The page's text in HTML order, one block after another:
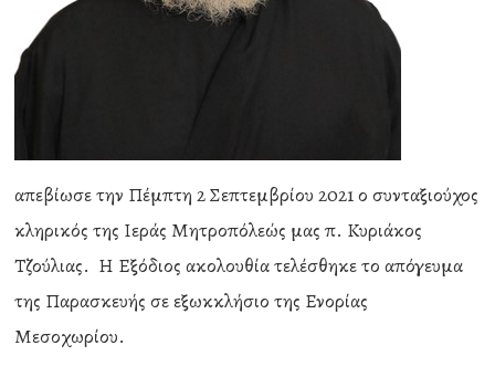
απεβίωσε την Πέμπτη 2 Σεπτεμβρίου 2021 ο συνταξιούχος
κληρικός της Ιεράς Μητροπόλεώς μας π. Κυριάκος
Τζούλιας. Η Εξόδιος ακολουθία τελέσθηκε το απόγευμα
της Παρασκευής σε εξωκκλήσιο της Ενορίας
Μεσοχωρίου.